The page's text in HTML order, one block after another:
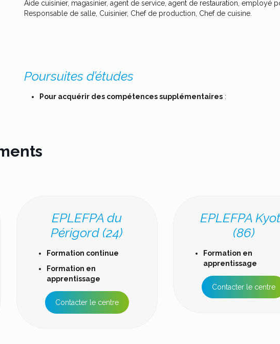
Aide cuisinier, magasinier, agent de service, agent de restauration, employé
Responsable de salle, Cuisinier, Chef de production, Chef de cuisine.
Poursuites d’études
Pour acquérir des compétences supplémentaires:
EPLEFPA du
Périgord (24)
Formation continue
Formation en
apprentissage
Contacter le centre
EPLEFPA
(86)
Formation en
apprentissage
Contacter le centre